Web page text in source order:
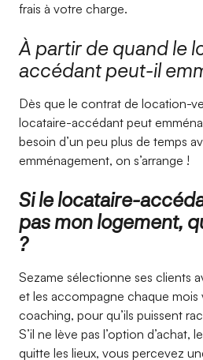
frais à votre charge.
À partir de quand le
accédant peut-il
Dès que le contrat de location-
locataire-accédant peut
besoin d’un peu plus de temps
emménagement, on s’arrange !
Si le locataire-
pas mon logement,
?
Sezame sélectionne ses clients
et les accompagne chaque mois
coaching, pour qu’ils puissent
S’il ne lève pas l’option d’achat,
quitte les lieux, vous percevez